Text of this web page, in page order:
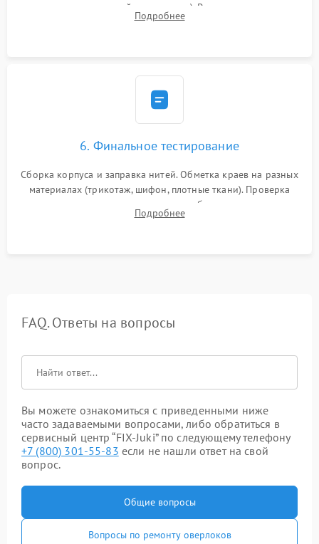
зазоров до сотых долей миллиметра). Регулировка прижима
ножей, ширины обметки и хода дифференциального
Подробнее
6. Финальное тестирование
Сборка корпуса и заправка нитей. Обметка краев на разных
материалах (трикотаж, шифон, плотные ткани). Проверка
ровности среза, эластичности шва, работы ролевого шва и
отсутствия стягивания или волнистости ткани.
Подробнее
FAQ. Ответы на вопросы
Вы можете ознакомиться с приведенными ниже
часто задаваемыми вопросами, либо обратиться в
сервисный центр “FIX-Juki” по следующему телефону
+7 (800) 301-55-83 если не нашли ответ на свой
вопрос.
Общие вопросы
Вопросы по ремонту оверлоков